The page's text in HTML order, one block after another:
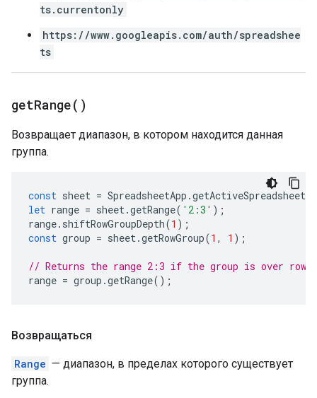
ts.currentonly
https://www.googleapis.com/auth/spreadshee
ts
getRange( )
Возвращает диапазон, в котором находится данная
группа.
const sheet = SpreadsheetApp .getActiveSpreadsheet
let range = sheet.getRange( '2:3' );
range. shiftRowGroupDepth(1 );
const group = sheet.getRowGroup(1 , 1 );
// Returns the range 2:3 if the group is over rows
range = group .getRange();
Возвращаться
Range — диапазон, в пределах которого существует
группа.